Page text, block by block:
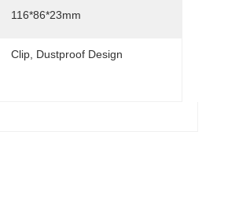
116*86*23mm
Clip, Dustproof Design